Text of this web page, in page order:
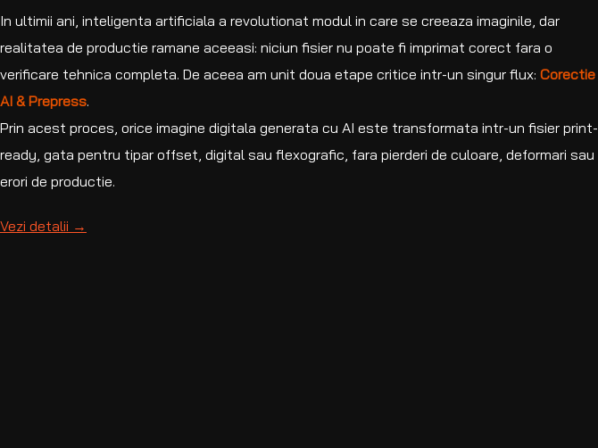
In ultimii ani, inteligenta artificiala a revolutionat modul in care se creeaza imaginile, dar
realitatea de productie ramane aceeasi: niciun fisier nu poate fi imprimat corect fara o
verificare tehnica completa. De aceea am unit doua etape critice intr-un singur flux: Corectie
AI & Prepress.
Prin acest proces, orice imagine digitala generata cu AI este transformata intr-un fisier print-
ready, gata pentru tipar offset, digital sau flexografic, fara pierderi de culoare, deformari sau
erori de productie.
Vezi detalii →